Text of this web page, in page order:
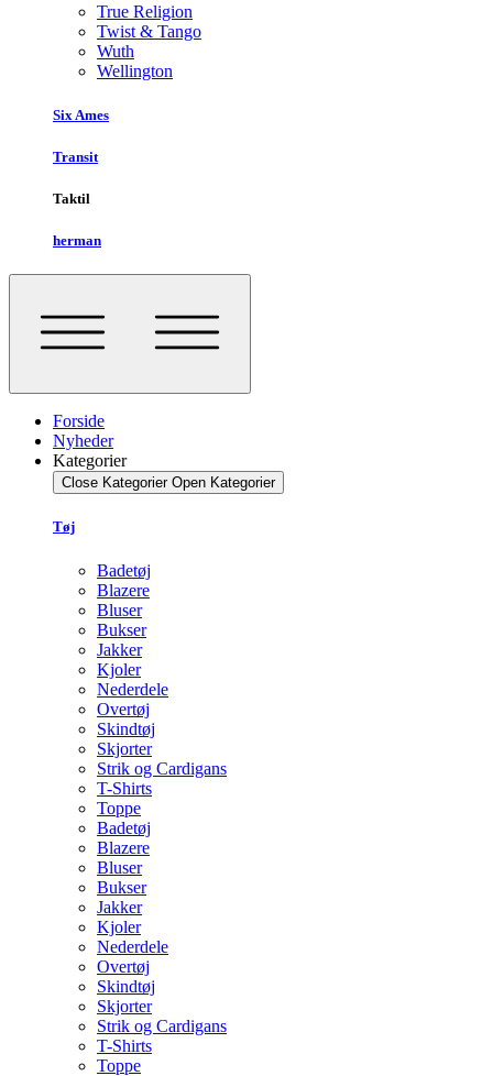
True Religion
Twist & Tango
Wuth
Wellington
Six Ames
Transit
Taktil
herman
Forside
Nyheder
Kategorier
Close Kategorier Open Kategorier
Tøj
Badetøj
Blazere
Bluser
Bukser
Jakker
Kjoler
Nederdele
Overtøj
Skindtøj
Skjorter
Strik og Cardigans
T-Shirts
Toppe
Badetøj
Blazere
Bluser
Bukser
Jakker
Kjoler
Nederdele
Overtøj
Skindtøj
Skjorter
Strik og Cardigans
T-Shirts
Toppe